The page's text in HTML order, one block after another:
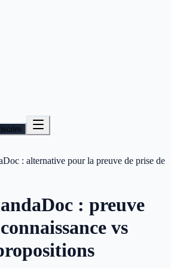
: alternative pour la preuve de prise de
: preuve
vs